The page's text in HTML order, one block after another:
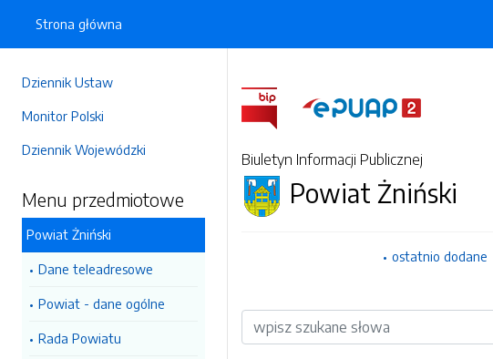
Dziennik Ustaw
Monitor Polski
Dziennik Wojewódzki
Menu przedmiotowe
Powiat Żniński
Dane teleadresowe
Powiat - dane ogólne
Rada Powiatu
Strona główna
Biuletyn Informacji Publicznej
Powiat Żniński
ostatnio dodane
Wyszukiwarka